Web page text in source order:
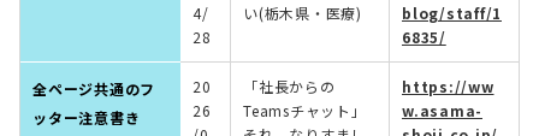
4/
28
い(栃木県・医療)
blog/staff/1
6835/
全ページ共通のフ
ッター注意書き
20
26
「社長からの
Teamsチャット」
https://ww
w.asama-